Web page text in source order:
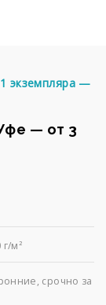
экземпляра —
— от 3
м²
срочно за